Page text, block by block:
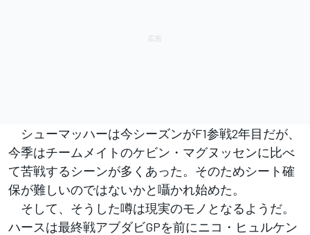
シューマッハーは今シーズンがF1参戦2年目だが、
今季はチームメイトのケビン・マグヌッセンに比べ
て苦戦するシーンが多くあった。そのためシート確
保が難しいのではないかと囁かれ始めた。
そして、そうした噂は現実のモノとなるようだ。
ハースは最終戦アブダビGPを前にニコ・ヒュルケン